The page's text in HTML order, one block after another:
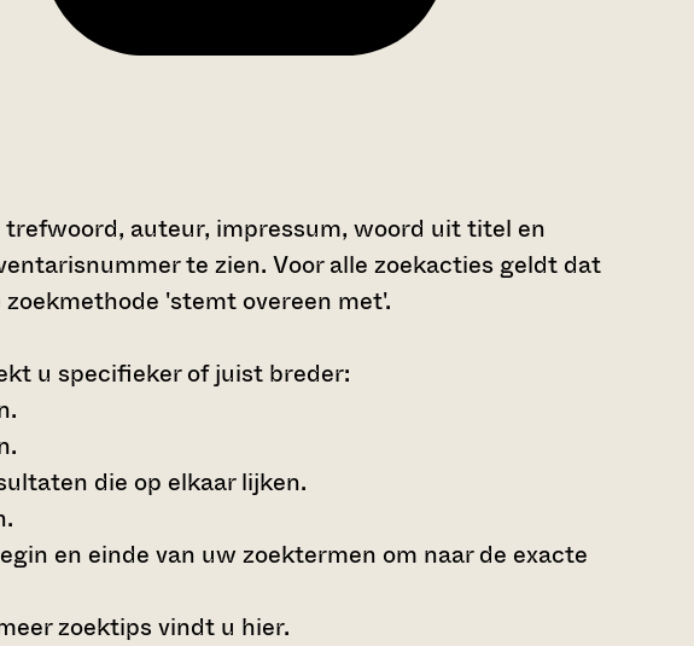
auteur, impressum, woord uit titel en
te zien. Voor alle zoekacties geldt dat
'stemt overeen met'.
u specifieker of juist breder:
die op elkaar lijken.
en einde van uw zoektermen om naar de exacte
zoektips vindt u hier.